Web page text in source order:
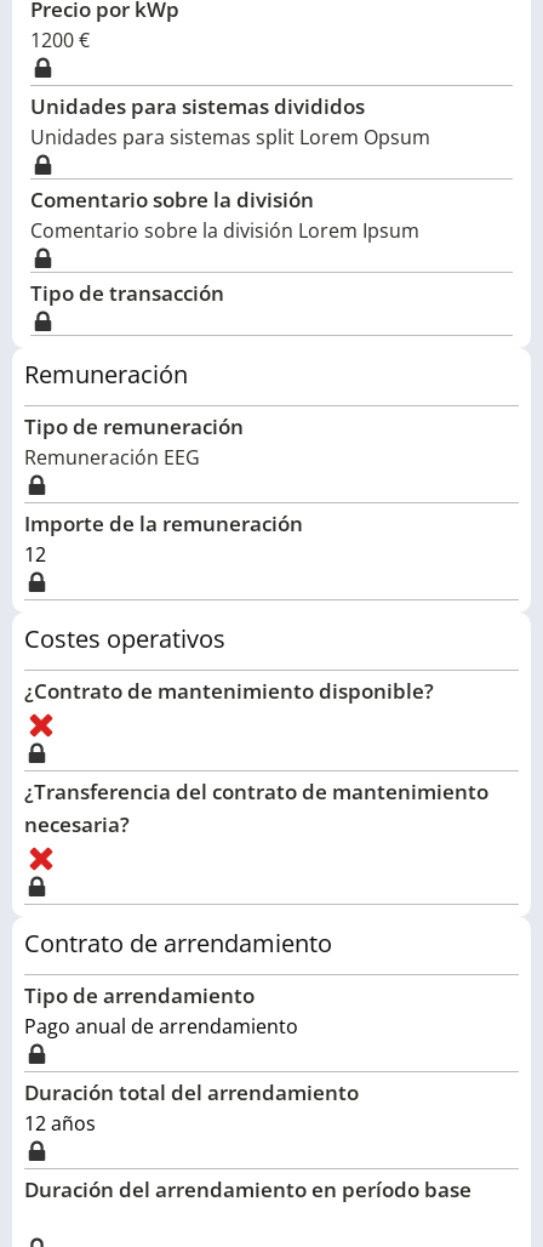
Precio por kWp
1200€
Unidades para sistemas divididos
Unidades para sistemas split Lorem Opsum
Comentario sobre la división
Comentario sobre la división Lorem Ipsum
Tipo de transacción
Remuneración
Tipo de remuneración
Remuneración EEG
Importe de la remuneración
12
Costes operativos
¿Contrato de mantenimiento disponible?
¿Transferencia del contrato de mantenimiento
necesaria?
Contrato de arrendamiento
Tipo de arrendamiento
Pago anual de arrendamiento
Duración total del arrendamiento
12años
Duración del arrendamiento en período base